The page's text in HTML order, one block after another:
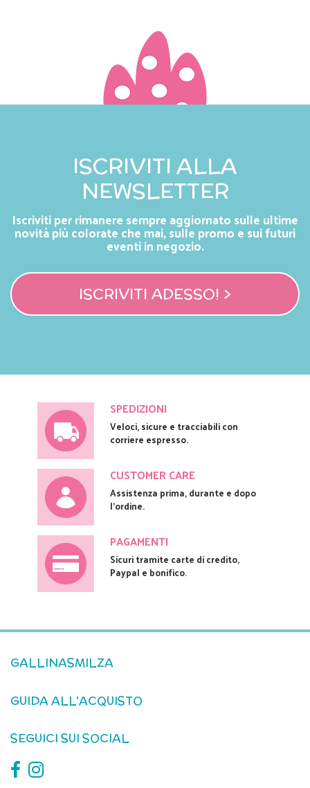
ISCRIVITI ALLA
NEWSLETTER
Iscriviti per rimanere sempre aggiornato sulle ultime
novità più colorate che mai, sulle promo e sui futuri
eventi in negozio.
ISCRIVITI ADESSO! >
SPEDIZIONI
Veloci, sicure e tracciabili con
corriere espresso.
CUSTOMER CARE
Assistenza prima, durante e dopo
l'ordine.
PAGAMENTI
Sicuri tramite carte di credito,
Paypal e bonifico.
GALLINASMILZA
GUIDA ALL'ACQUISTO
SEGUICI SUI SOCIAL